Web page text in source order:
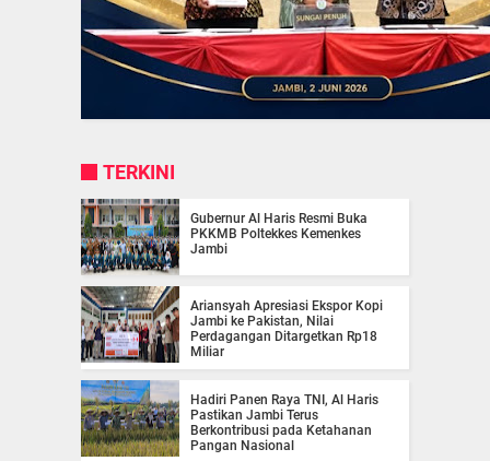
TERKINI
Gubernur Al Haris Resmi Buka
PKKMB Poltekkes Kemenkes
Jambi
Ariansyah Apresiasi Ekspor Kopi
Jambi ke Pakistan, Nilai
Perdagangan Ditargetkan Rp18
Miliar
Hadiri Panen Raya TNI, Al Haris
Pastikan Jambi Terus
Berkontribusi pada Ketahanan
Pangan Nasional